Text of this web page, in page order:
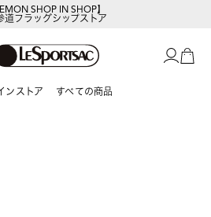
SHOP IN SHOP】
道フラッグシップストア
ンストア
すべての商品